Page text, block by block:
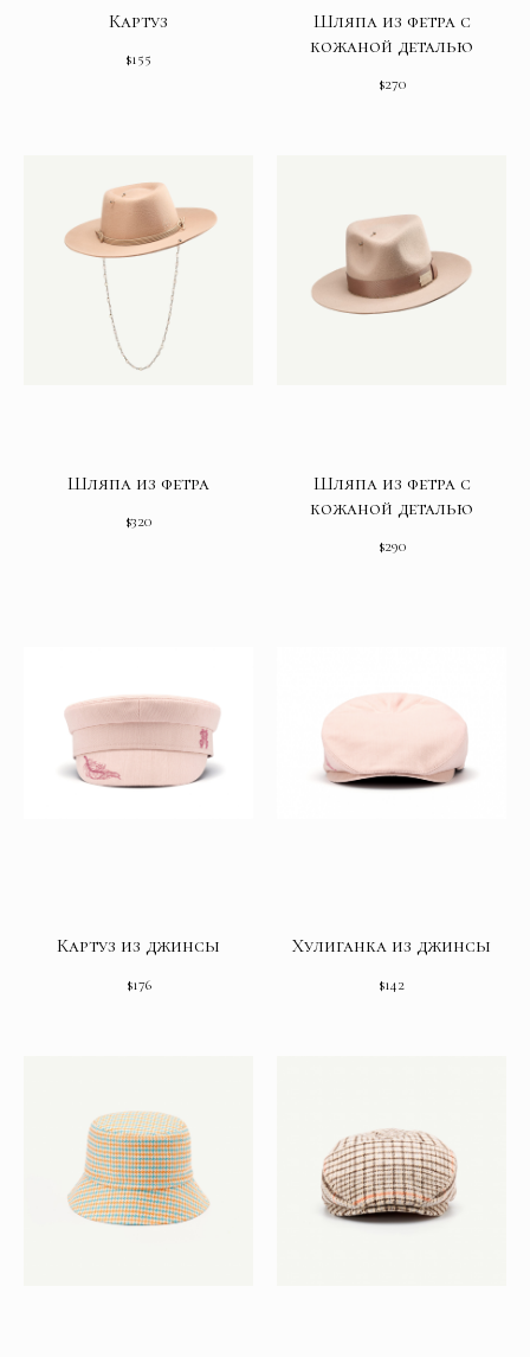
Картуз
$155
Шляпа из фетра с
кожаной деталью
$270
Шляпа из фетра
$320
Шляпа из фетра с
кожаной деталью
$290
Картуз из джинсы
$176
Хулиганка из джинсы
$142